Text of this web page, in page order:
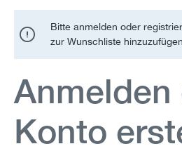
Bitte anmelden oder
zur Wunschliste
Anmelden
Konto